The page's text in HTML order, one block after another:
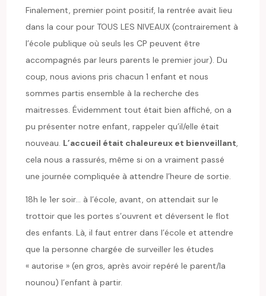
Finalement, premier point positif, la rentrée avait lieu
dans la cour pour TOUS LES NIVEAUX (contrairement à
l’école publique où seuls les CP peuvent être
accompagnés par leurs parents le premier jour). Du
coup, nous avions pris chacun 1 enfant et nous
sommes partis ensemble à la recherche des
maitresses. Évidemment tout était bien affiché, on a
pu présenter notre enfant, rappeler qu’il/elle était
nouveau. L’accueil était chaleureux et bienveillant,
cela nous a rassurés, même si on a vraiment passé
une journée compliquée à attendre l’heure de sortie.
18h le 1er soir… à l’école, avant, on attendait sur le
trottoir que les portes s’ouvrent et déversent le flot
des enfants. Là, il faut entrer dans l’école et attendre
que la personne chargée de surveiller les études
« autorise » (en gros, après avoir repéré le parent/la
nounou) l’enfant à partir.